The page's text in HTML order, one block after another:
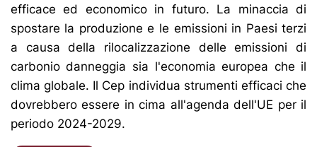
efficace ed economico in futuro. La minaccia di
spostare la produzione e le emissioni in Paesi terzi
a causa della rilocalizzazione delle emissioni di
carbonio danneggia sia l'economia europea che il
clima globale. Il Cep individua strumenti efficaci che
dovrebbero essere in cima all'agenda dell'UE per il
periodo 2024-2029.